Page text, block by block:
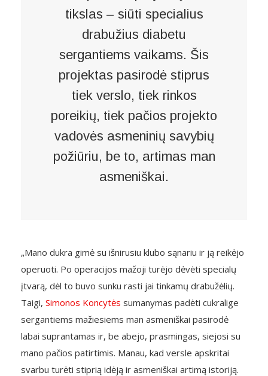
tikslas – siūti specialius
drabužius diabetu
sergantiems vaikams. Šis
projektas pasirodė stiprus
tiek verslo, tiek rinkos
poreikių, tiek pačios projekto
vadovės asmeninių savybių
požiūriu, be to, artimas man
asmeniškai.
„Mano dukra gimė su išnirusiu klubo sąnariu ir ją reikėjo
operuoti. Po operacijos mažoji turėjo dėvėti specialų
įtvarą, dėl to buvo sunku rasti jai tinkamų drabužėlių.
Taigi, Simonos Koncytės sumanymas padėti cukralige
sergantiems mažiesiems man asmeniškai pasirodė
labai suprantamas ir, be abejo, prasmingas, siejosi su
mano pačios patirtimis. Manau, kad versle apskritai
svarbu turėti stiprią idėją ir asmeniškai artimą istoriją.